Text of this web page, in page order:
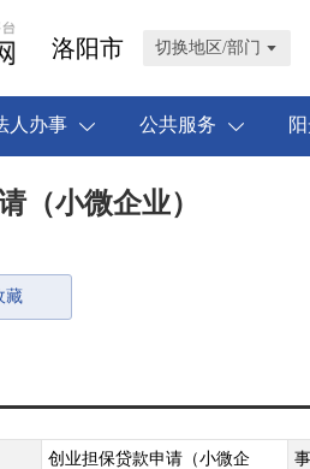
洛阳市 切换地区/部门
人办事 公共服务
（小微企业）
藏
创业担保贷款申请（小微企